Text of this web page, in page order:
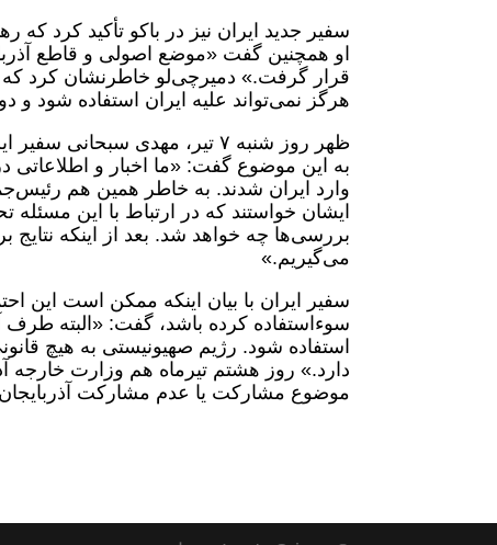
سفیر جدید ایران نیز در باکو تأکید کرد که
او همچنین گفت «موضع اصولی و قاطع
قرار گرفت.» دمیرچی‌لو خاطرنشان کرد
هرگز نمی‌تواند علیه ایران استفاده شود و
ظهر روز شنبه ۷ تیر، مهدی
به این موضوع گفت: «ما اخبار و اطلاعاتی
وارد ایران شدند. به خاطر همین هم
ایشان خواستند که در ارتباط با این مسئله
بررسی‌ها چه خواهد شد. بعد از اینکه
می‌گیریم.»
سفیر ایران با بیان اینکه ممکن است این
سوءاستفاده کرده باشد، گفت: «البته طرف
استفاده شود. رژیم صهیونیستی به هیچ
دارد.» روز هشتم تیرماه هم وزارت خارجه
موضوع مشارکت یا عدم مشارکت